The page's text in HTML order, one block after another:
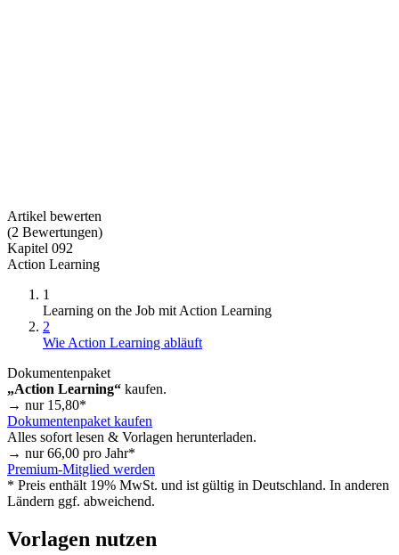
Artikel bewerten
(2 Bewertungen)
Kapitel 092
Action Learning
1
Learning on the Job mit Action Learning
2
Wie Action Learning abläuft
Dokumentenpaket
„Action Learning“ kaufen.
→ nur 15,80*
Dokumentenpaket kaufen
Alles sofort lesen & Vorlagen herunterladen.
→ nur66,00 pro Jahr*
Premium-Mitglied werden
* Preis enthält 19% MwSt. und ist gültig in Deutschland. In anderen
Ländern ggf. abweichend.
Vorlagen nutzen